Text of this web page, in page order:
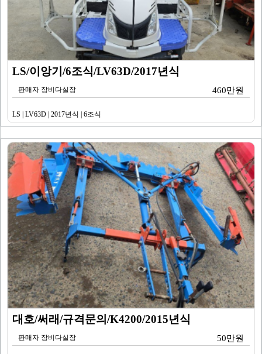
LS/이앙기/6조식/LV63D/2017년식
판매자 장비다실장 460만원
LS | LV63D | 2017년식 | 6조식
대호/써래/규격문의/K4200/2015년식
판매자 장비다실장 50만원